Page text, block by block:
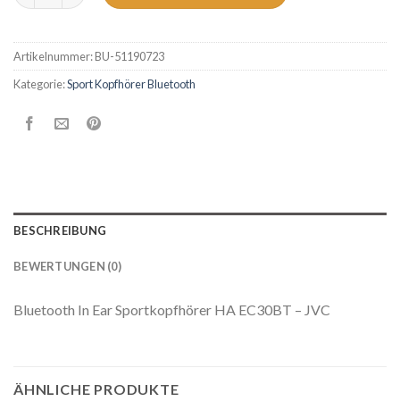
Artikelnummer:BU-51190723
Kategorie:Sport Kopfhörer Bluetooth
BESCHREIBUNG
BEWERTUNGEN (0)
Bluetooth In Ear Sportkopfhörer HA EC30BT – JVC
ÄHNLICHE PRODUKTE